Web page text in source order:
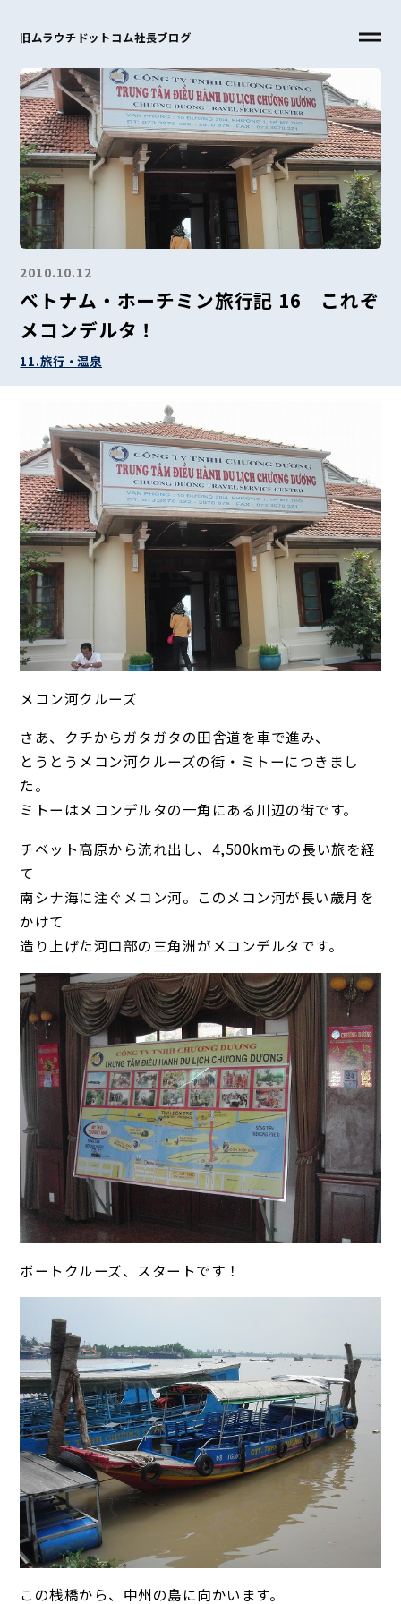
旧ムラウチドットコム社長ブログ
2010.10.12
ベトナム・ホーチミン旅行記 16 これぞ
メコンデルタ！
11.旅行・温泉
メコン河クルーズ
さあ、クチからガタガタの田舎道を車で進み、
とうとうメコン河クルーズの街・ミトーにつきまし
た。
ミトーはメコンデルタの一角にある川辺の街です。
チベット高原から流れ出し、4,500kmもの長い旅を経
て
南シナ海に注ぐメコン河。このメコン河が長い歳月を
かけて
造り上げた河口部の三角洲がメコンデルタです。
ボートクルーズ、スタートです！
この桟橋から、中州の島に向かいます。